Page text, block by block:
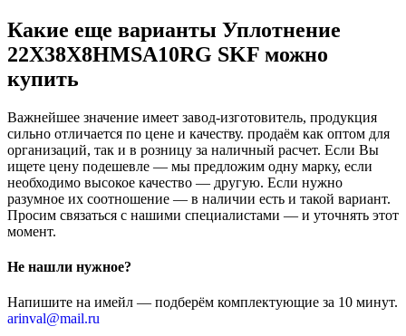
Какие еще варианты Уплотнение
22X38X8HMSA10RG SKF можно
купить
Важнейшее значение имеет завод-изготовитель, продукция
сильно отличается по цене и качеству. продаём как оптом для
организаций, так и в розницу за наличный расчет. Если Вы
ищете цену подешевле — мы предложим одну марку, если
необходимо высокое качество — другую. Если нужно
разумное их соотношение — в наличии есть и такой вариант.
Просим связаться с нашими специалистами — и уточнять этот
момент.
Не нашли нужное?
Напишите на имейл — подберём комплектующие за 10 минут.
arinval@mail.ru